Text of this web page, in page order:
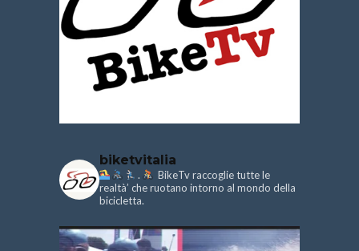
biketvitalia
.
BikeTv raccoglie tutte le
realtà’ che ruotano intorno al mondo della
bicicletta.